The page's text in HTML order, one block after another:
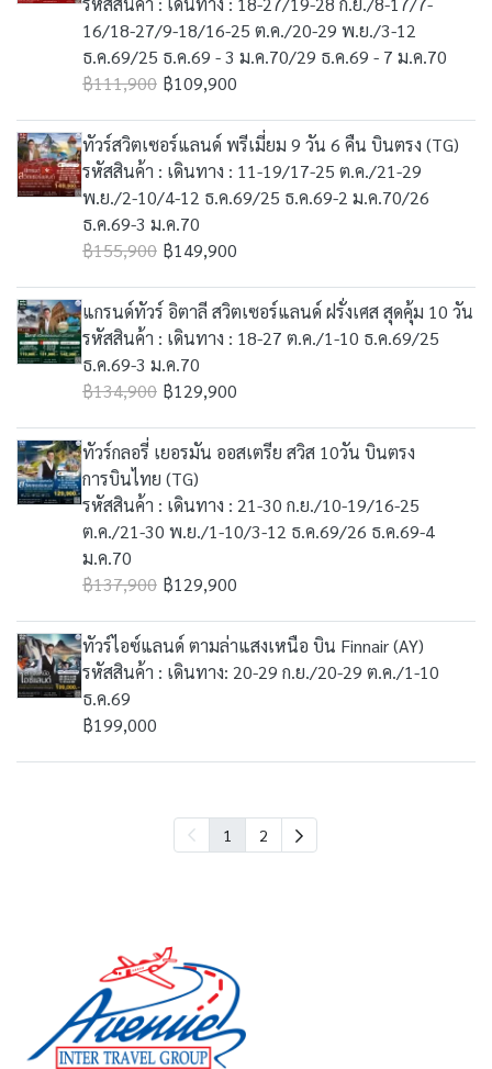
16/18-27/9-18/16-25 ต.ค./20-29 พ.ย./3-12
ธ.ค.69/25 ธ.ค.69 - 3 ม.ค.70/29 ธ.ค.69 - 7 ม.ค.70
฿111,900 ฿109,900
ทัวร์สวิตเซอร์แลนด์ พรีเมี่ยม 9 วัน 6 คืน บินตรง (TG)
รหัสสินค้า : เดินทาง : 11-19/17-25 ต.ค./21-29
พ.ย./2-10/4-12 ธ.ค.69/25 ธ.ค.69-2 ม.ค.70/26
ธ.ค.69-3 ม.ค.70
฿155,900 ฿149,900
แกรนด์ทัวร์ อิตาลี สวิตเซอร์แลนด์ ฝรั่งเศส สุดคุ้ม 10 วัน
รหัสสินค้า : เดินทาง : 18-27 ต.ค./1-10 ธ.ค.69/25
ธ.ค.69-3 ม.ค.70
฿134,900 ฿129,900
ทัวร์กลอรี่ เยอรมัน ออสเตรีย สวิส 10วัน บินตรง
การบินไทย (TG)
รหัสสินค้า : เดินทาง : 21-30 ก.ย./10-19/16-25
ต.ค./21-30 พ.ย./1-10/3-12 ธ.ค.69/26 ธ.ค.69-4
ม.ค.70
฿137,900 ฿129,900
ทัวร์ไอซ์แลนด์ ตามล่าแสงเหนือ บิน Finnair (AY)
รหัสสินค้า : เดินทาง: 20-29 ก.ย./20-29 ต.ค./1-10
ธ.ค.69
฿199,000
1 2